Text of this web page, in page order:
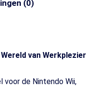
(0)
van Werkplezier
voor de Nintendo Wii,